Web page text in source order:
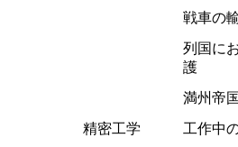
戦車の
列国に
護
満州帝
精密工学
工作中